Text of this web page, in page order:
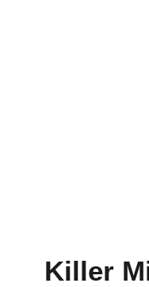
Killer